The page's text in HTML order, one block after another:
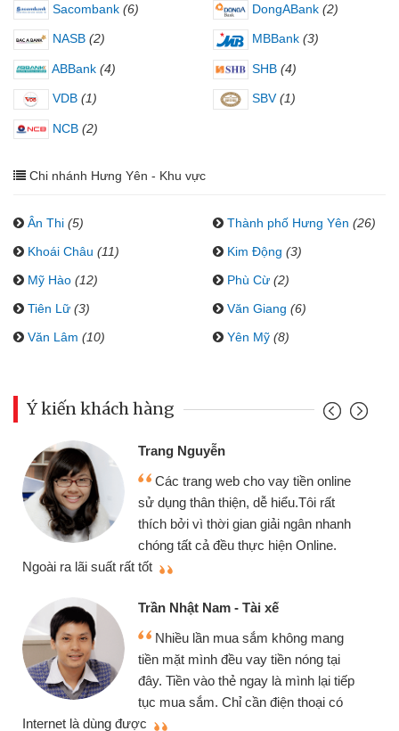
Sacombank (6) DongABank (2)
NASB (2) MBBank (3)
ABBank (4) SHB (4)
VDB (1) SBV (1)
NCB (2)
Chi nhánh Hưng Yên - Khu vực
Ân Thi (5) Thành phố Hưng Yên (26)
Khoái Châu (11) Kim Động (3)
Mỹ Hào (12) Phù Cừ (2)
Tiên Lữ (3) Văn Giang (6)
Văn Lâm (10) Yên Mỹ (8)
Ý kiến khách hàng
Trang Nguyễn
Các trang web cho vay tiền online
sử dụng thân thiện, dễ hiểu.Tôi rất
thích bởi vì thời gian giải ngân nhanh
chóng tất cả đều thực hiện Online.
Ngoài ra lãi suất rất tốt
Trần Nhật Nam - Tài xế
Nhiều lần mua sắm không mang
tiền mặt mình đều vay tiền nóng tại
đây. Tiền vào thẻ ngay là mình lại tiếp
tục mua sắm. Chỉ cần điện thoại có
Internet là dùng được